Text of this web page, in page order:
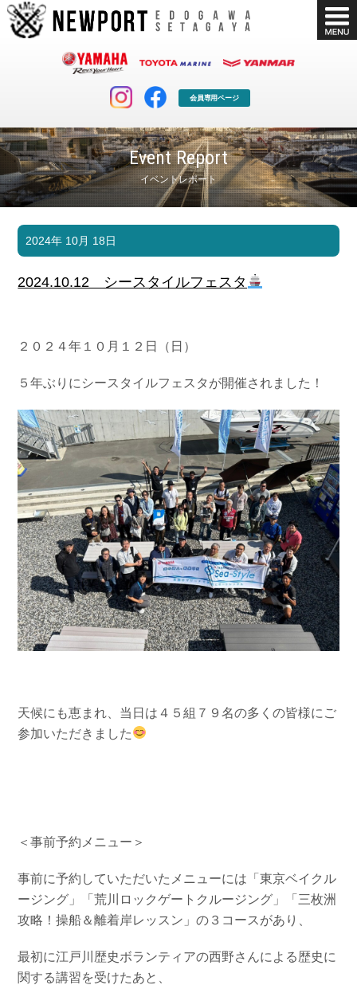
会員専用ページ
Event Report
イベントレポート
マリンクラブ
マリンライフを堪能したい！
ボート販売
ボート免許
長年の実績と信頼！
シースタイル
Sea-Style
Contact us Company
採用情報
Recruit
リンク集
Link
2024年 10月 18日
2024.10.12 シースタイルフェスタ
２０２４年１０月１２日（日）
５年ぶりにシースタイルフェスタが開催されました！
天候にも恵まれ、当日は４５組７９名の多くの皆様にご
参加いただきました
＜事前予約メニュー＞
事前に予約していただいたメニューには「東京ベイクル
ージング」「荒川ロックゲートクルージング」「三枚洲
攻略！操船＆離着岸レッスン」の３コースがあり、
最初に江戸川歴史ボランティアの西野さんによる歴史に
関する講習を受けたあと、